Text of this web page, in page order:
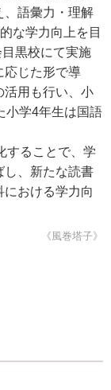
、語彙力・理解
な学力向上を目
黒校にて実施
応じた形で導
活用も行い、小
小学4年生は国語
することで、学
し、新たな読書
おける学力向
《風巻塔子》